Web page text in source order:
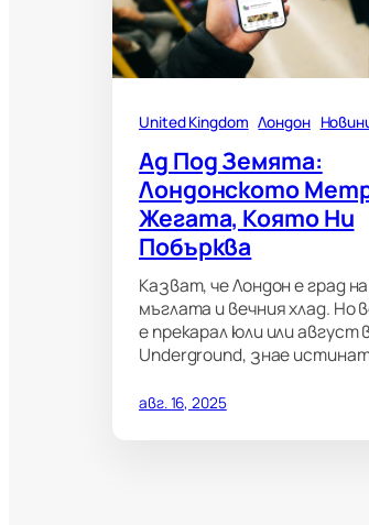
United Kingdom Лондон
Ад Под Земята:
Лондонското
Жегата, Която Ни
Побърква
Казват, че Лондон е град
мъглата и вечния хлад. Но
е прекарал юли или август
Underground, знае
авг. 16, 2025